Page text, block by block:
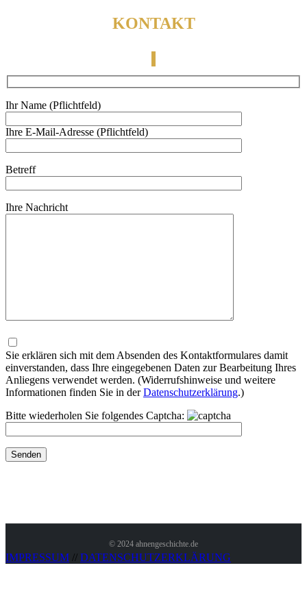
KONTAKT
Ihr Name (Pflichtfeld)
Ihre E-Mail-Adresse (Pflichtfeld)
Betreff
Ihre Nachricht
lasse
dieses
Feld
leer.
Sie erklären sich mit dem Absenden des Kontaktformulares damit
einverstanden, dass Ihre eingegebenen Daten zur Bearbeitung Ihres
Anliegens verwendet werden. (Widerrufshinweise und weitere
Informationen finden Sie in derDatenschutzerklärung.)
Bitte wiederholen Sie folgendes Captcha:
© 2024 ahnengeschichte.de
IMPRESSUM // DATENSCHUTZERKLÄRUNG